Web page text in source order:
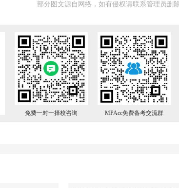
部分图文源自网络，如有侵权请联系管理员删
免费一对一择校咨询 MPAcc免费备考交流群